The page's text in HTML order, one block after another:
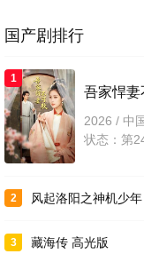
国产剧排行
1
吾家悍妻
2026 / 中
状态：第
2 风起洛阳之神机少年
3 藏海传 高光版